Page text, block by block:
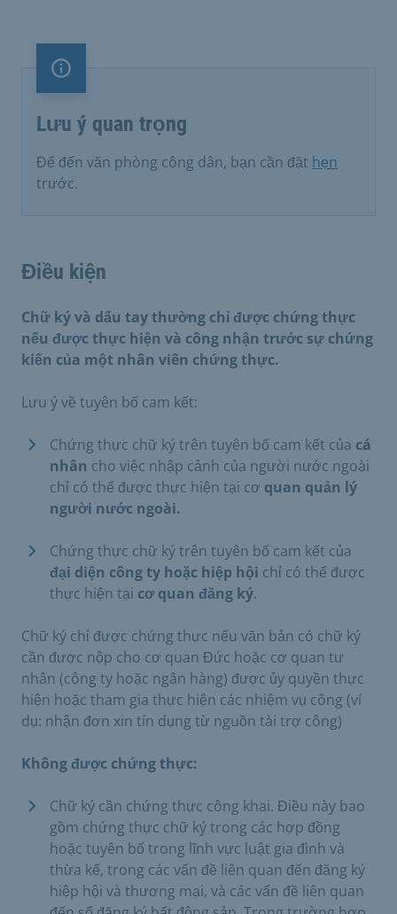
Lưu ý quan trọng
Lưu ý quan trọng
Để đến văn phòng công dân, bạn cần đặt hẹn
trước.
Điều kiện
Chữ ký và dấu tay thường chỉ được chứng thực
nếu được thực hiện và công nhận trước sự chứng
kiến của một nhân viên chứng thực.
Lưu ý về tuyên bố cam kết:
Chứng thực chữ ký trên tuyên bố cam kết của cá
nhân cho việc nhập cảnh của người nước ngoài
chỉ có thể được thực hiện tại cơ quan quản lý
người nước ngoài.
Chứng thực chữ ký trên tuyên bố cam kết của
đại diện công ty hoặc hiệp hội chỉ có thể được
thực hiện tại cơ quan đăng ký.
Chữ ký chỉ được chứng thực nếu văn bản có chữ ký
cần được nộp cho cơ quan Đức hoặc cơ quan tư
nhân (công ty hoặc ngân hàng) được ủy quyền thực
hiện hoặc tham gia thực hiện các nhiệm vụ công (ví
dụ: nhận đơn xin tín dụng từ nguồn tài trợ công)
Không được chứng thực:
Chữ ký cần chứng thực công khai. Điều này bao
gồm chứng thực chữ ký trong các hợp đồng
hoặc tuyên bố trong lĩnh vực luật gia đình và
thừa kế, trong các vấn đề liên quan đến đăng ký
hiệp hội và thương mại, và các vấn đề liên quan